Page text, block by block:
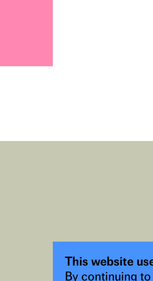
This website
By continuing